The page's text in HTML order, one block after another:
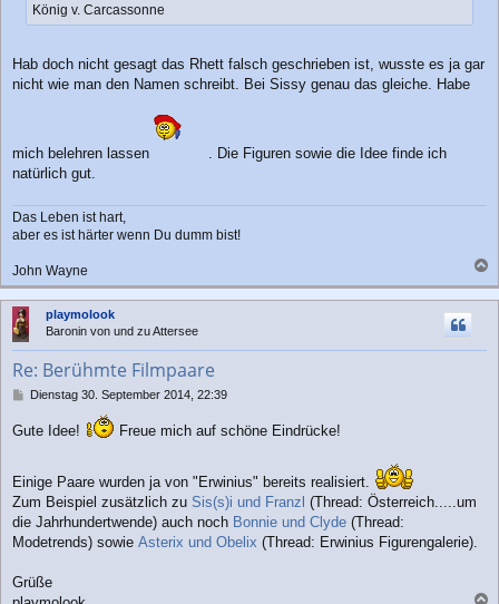
König v. Carcassonne
Hab doch nicht gesagt das Rhett falsch geschrieben ist, wusste es ja gar
nicht wie man den Namen schreibt. Bei Sissy genau das gleiche. Habe
mich belehren lassen
. Die Figuren sowie die Idee finde ich
natürlich gut.
Das Leben ist hart,
aber es ist härter wenn Du dumm bist!
John Wayne
a
c
playmolook
Baronin von und zu Attersee
Re: Berühmte Filmpaare
B
i
a
Dienstag 30. September 2014, 22:39
Gute Idee! Freue mich auf schöne Eindrücke!
Einige Paare wurden ja von "Erwinius" bereits realisiert.
Zum Beispiel zusätzlich zu Sis(s)i und Franzl (Thread: Österreich.....um
die Jahrhundertwende) auch noch Bonnie und Clyde (Thread:
Modetrends) sowie Asterix und Obelix (Thread: Erwinius Figurengalerie).
Grüße